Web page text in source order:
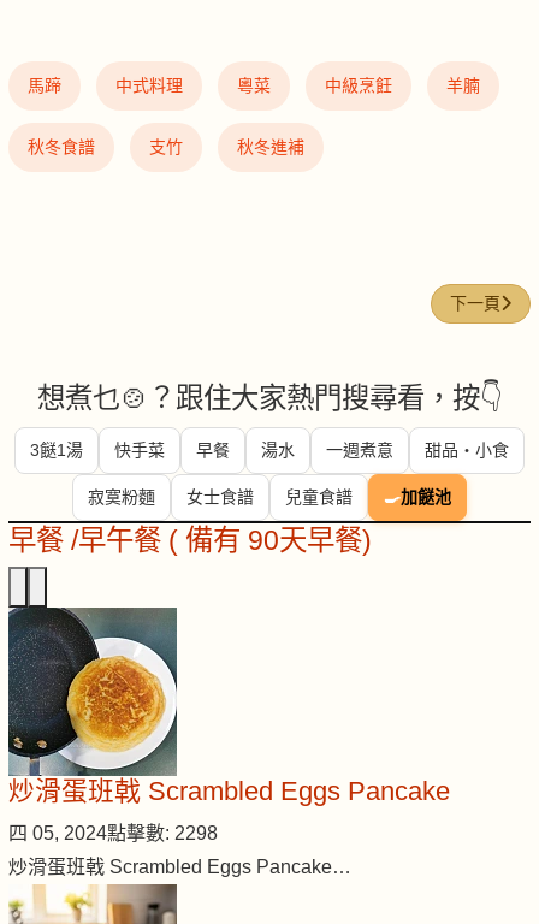
馬蹄 中式料理 粵菜 中級烹飪 羊腩
秋冬食譜 支竹 秋冬進補
下一篇文章
下一頁
想煮乜🍲？跟住大家熱門搜尋看，按👇
3餸1湯 快手菜 早餐 湯水 一週煮意 甜品・小食
寂寞粉麵 女士食譜 兒童食譜 🍳加餸池
早餐 /早午餐 ( 備有 90天早餐)
炒滑蛋班戟 Scrambled Eggs Pancake
四 05, 2024點擊數: 2298
炒滑蛋班戟 Scrambled Eggs Pancake…